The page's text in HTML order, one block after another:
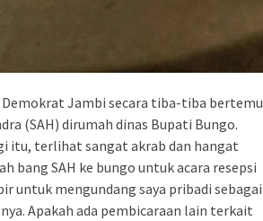
Demokrat Jambi secara tiba-tiba bertemu
(SAH) dirumah dinas Bupati Bungo.
itu, terlihat sangat akrab dan hangat
bang SAH ke bungo untuk acara resepsi
untuk mengundang saya pribadi sebagai
Apakah ada pembicaraan lain terkait